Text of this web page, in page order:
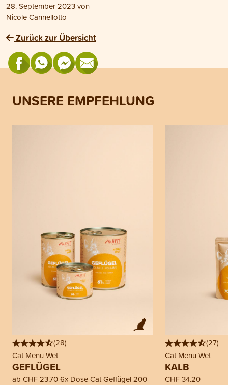
28. September 2023von
Nicole Cannellotto
Zurück zur Übersicht
UNSERE EMPFEHLUNG
(28)
Cat Menu Wet
GEFLÜGEL
ab CHF 23.706x Dose Cat Geflügel 200
(27)
Cat Menu Wet
KALB
CHF 34.20